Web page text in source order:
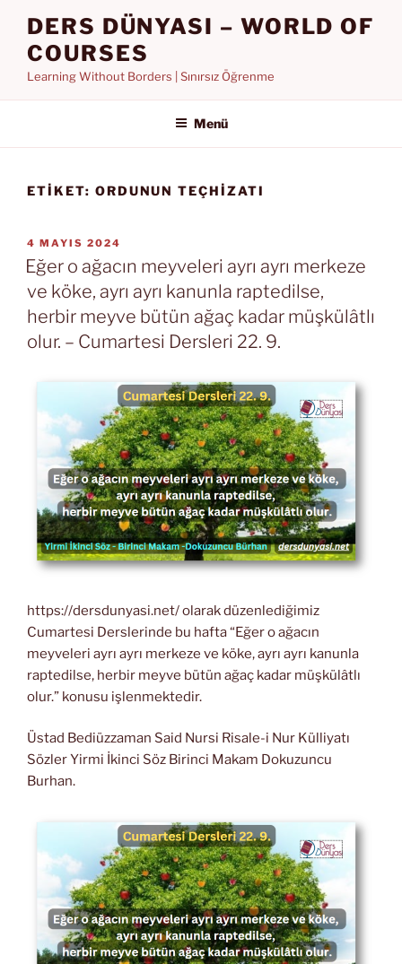
DERS DÜNYASI – WORLD OF
COURSES
Learning Without Borders | Sınırsız Öğrenme
Menü
ETIKET: ORDUNUN TEÇHIZATI
YAYIM
TARIHI
4 MAYIS 2024
Eğer o ağacın meyveleri ayrı ayrı merkeze
ve köke, ayrı ayrı kanunla raptedilse,
herbir meyve bütün ağaç kadar müşkülâtlı
olur. – Cumartesi Dersleri 22. 9.
https://dersdunyasi.net/ olarak düzenlediğimiz
Cumartesi Derslerinde bu hafta “Eğer o ağacın
meyveleri ayrı ayrı merkeze ve köke, ayrı ayrı kanunla
raptedilse, herbir meyve bütün ağaç kadar müşkülâtlı
olur.” konusu işlenmektedir.
Üstad Bediüzzaman Said Nursi Risale-i Nur Külliyatı
Sözler Yirmi İkinci Söz Birinci Makam Dokuzuncu
Burhan.